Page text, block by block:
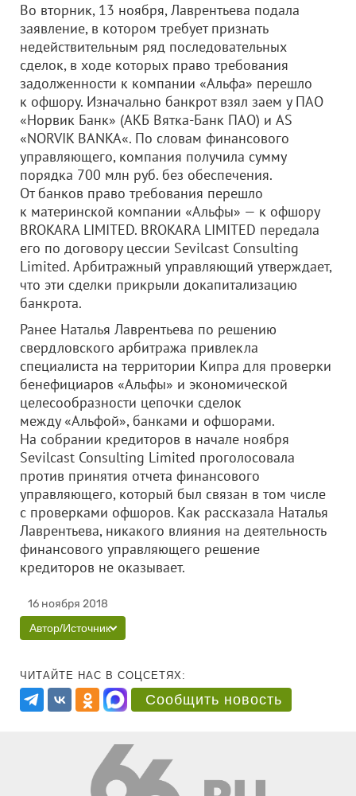
Во вторник, 13 ноября, Лаврентьева подала
заявление, в котором требует признать
недействительным ряд последовательных
сделок, в ходе которых право требования
задолженности к компании «Альфа» перешло
к офшору. Изначально банкрот взял заем у ПАО
«Норвик Банк» (АКБ Вятка-Банк ПАО) и AS
«NORVIK BANKA«. По словам финансового
управляющего, компания получила сумму
порядка 700 млн руб. без обеспечения.
От банков право требования перешло
к материнской компании «Альфы» — к офшору
BROKARA LIMITED. BROKARA LIMITED передала
его по договору цессии Sevilcast Consulting
Limited. Арбитражный управляющий утверждает,
что эти сделки прикрыли докапитализацию
банкрота.
Ранее Наталья Лаврентьева по решению
свердловского арбитража привлекла
специалиста на территории Кипра для проверки
бенефициаров «Альфы» и экономической
целесообразности цепочки сделок
между «Альфой», банками и офшорами.
На собрании кредиторов в начале ноября
Sevilcast Consulting Limited проголосовала
против принятия отчета финансового
управляющего, который был связан в том числе
с проверками офшоров. Как рассказала Наталья
Лаврентьева, никакого влияния на деятельность
финансового управляющего решение
кредиторов не оказывает.
16 ноября 2018
Автор/Источник
ЧИТАЙТЕ НАС В СОЦСЕТЯХ:
Сообщить новость